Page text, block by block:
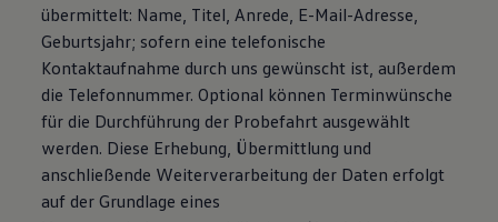
übermittelt: Name, Titel, Anrede, E-Mail-Adresse,
Geburtsjahr; sofern eine telefonische
Kontaktaufnahme durch uns gewünscht ist, außerdem
die Telefonnummer. Optional können Terminwünsche
für die Durchführung der Probefahrt ausgewählt
werden. Diese Erhebung, Übermittlung und
anschließende Weiterverarbeitung der Daten erfolgt
auf der Grundlage eines